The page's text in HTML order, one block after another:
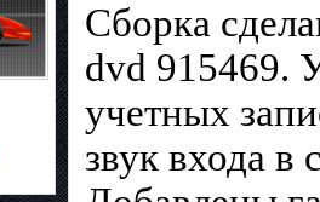
Сборка
dvd 915469.
учетных
звук входа в